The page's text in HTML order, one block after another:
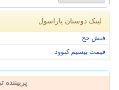
لینک دوستان پاراسول
فیش حج
قیمت بیسیم کنوود
پربیننده